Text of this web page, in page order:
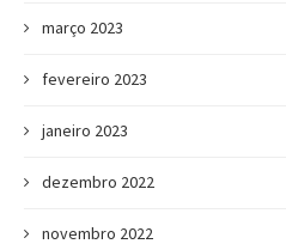
março 2023
fevereiro 2023
janeiro 2023
dezembro 2022
novembro 2022